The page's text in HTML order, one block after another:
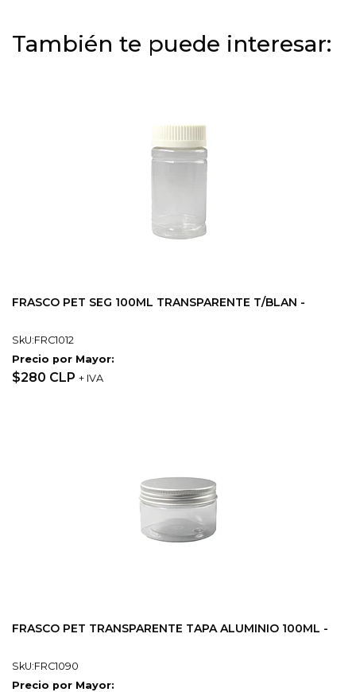
También te puede interesar:
FRASCO PET SEG 100ML TRANSPARENTE T/BLAN -
SkU:FRC1012
Precio por Mayor:
$280 CLP + IVA
FRASCO PET TRANSPARENTE TAPA ALUMINIO 100ML -
SkU:FRC1090
Precio por Mayor: